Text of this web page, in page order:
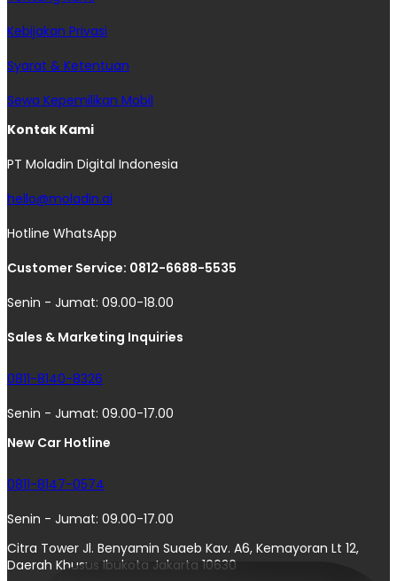
Kebijakan Privasi
Syarat & Ketentuan
Sewa Kepemilikan Mobil
Kontak Kami
PT Moladin Digital Indonesia
hello@moladin.ai
Hotline WhatsApp
Customer Service: 0812-6688-5535
Senin - Jumat: 09.00-18.00
Sales & Marketing Inquiries
0811-8140-8326
Senin - Jumat: 09.00-17.00
New Car Hotline
0811-8147-0574
Senin - Jumat: 09.00-17.00
Citra Tower Jl. Benyamin Suaeb Kav. A6, Kemayoran Lt 12,
Daerah Khusus Ibukota Jakarta 10630